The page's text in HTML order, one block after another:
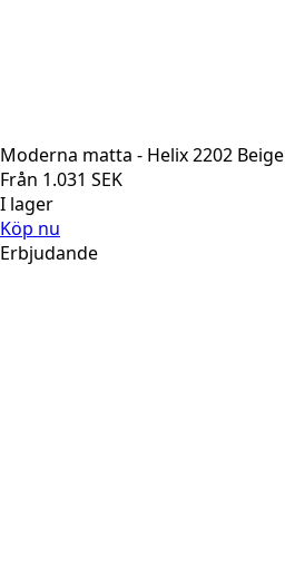
Moderna matta - Helix 2202 Beige
Från 1.031 SEK
I lager
Köp nu
Erbjudande